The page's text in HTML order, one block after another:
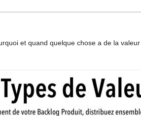
et quand quelque chose a de la